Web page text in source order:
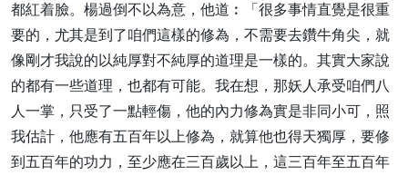
都紅着臉。楊過倒不以為意，他道︰「很多事情直覺是很重
要的，尤其是到了咱們這樣的修為，不需要去鑽牛角尖，就
像剛才我說的以純厚對不純厚的道理是一樣的。其實大家說
的都有一些道理，也都有可能。我在想，那妖人承受咱們八
人一掌，只受了一點輕傷，他的內力修為實是非同小可，照
我估計，他應有五百年以上修為，就算他也得天獨厚，要修
到五百年的功力，至少應在三百歲以上，這三百年至五百年